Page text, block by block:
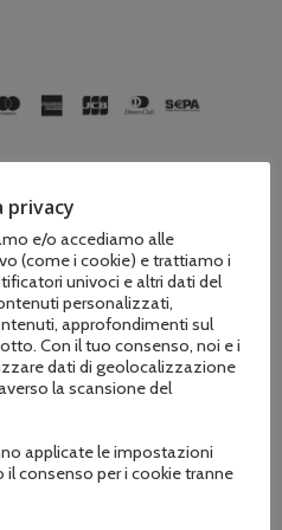
aggiuntive
(0)
privacy
e/o accediamo alle
(come i cookie) e trattiamo i
univoci e altri dati del
personalizzati,
approfondimenti sul
Con il tuo consenso, noi e i
dati di geolocalizzazione
la scansione del
applicate le impostazioni
consenso per i cookie tranne